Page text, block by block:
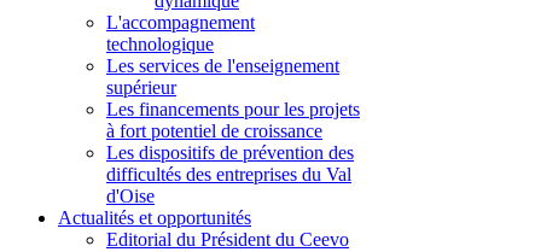
L'accompagnement
technologique
Les services de l'enseignement
supérieur
Les financements pour les projets
à fort potentiel de croissance
Les dispositifs de prévention des
difficultés des entreprises du Val
d'Oise
Actualités et opportunités
Editorial du Président du Ceevo